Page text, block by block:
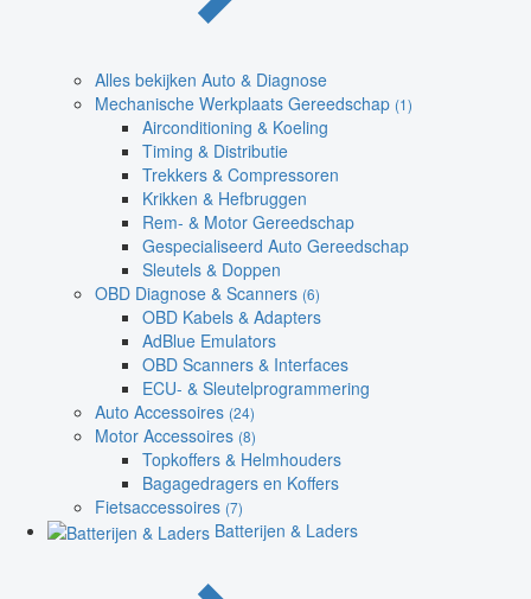
Alles bekijken Auto & Diagnose
Mechanische Werkplaats Gereedschap (1)
Airconditioning & Koeling
Timing & Distributie
Trekkers & Compressoren
Krikken & Hefbruggen
Rem- & Motor Gereedschap
Gespecialiseerd Auto Gereedschap
Sleutels & Doppen
OBD Diagnose & Scanners (6)
OBD Kabels & Adapters
AdBlue Emulators
OBD Scanners & Interfaces
ECU- & Sleutelprogrammering
Auto Accessoires (24)
Motor Accessoires (8)
Topkoffers & Helmhouders
Bagagedragers en Koffers
Fietsaccessoires (7)
Batterijen & Laders